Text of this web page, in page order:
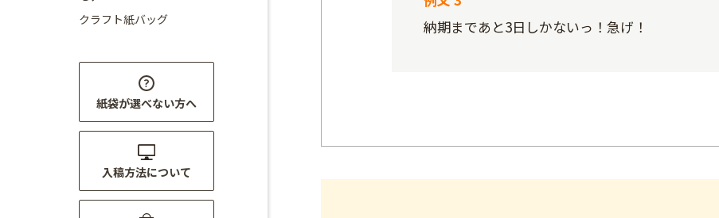
納期まであと3日しかないっ！急げ！
クラフト紙バッグ
紙袋が選べない方へ
入稿方法について